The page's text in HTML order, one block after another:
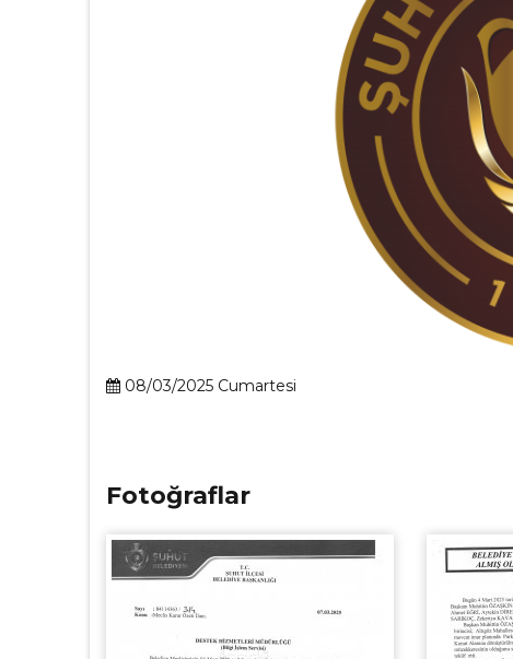
08/03/2025 Cumartesi
Fotoğraflar